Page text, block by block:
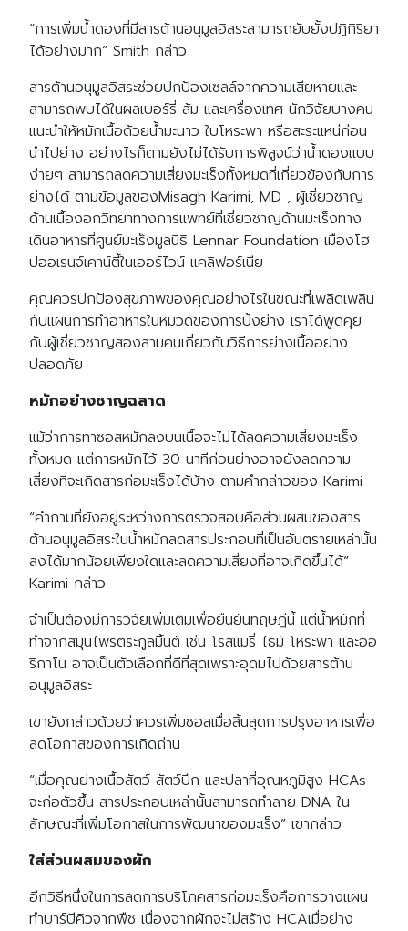
“การเพิ่มน้ำดองที่มีสารต้านอนุมูลอิสระสามารถยับยั้งปฏิกิริยา
ได้อย่างมาก” Smith กล่าว
สารต้านอนุมูลอิสระช่วยปกป้องเซลล์จากความเสียหายและ
สามารถพบได้ในผลเบอร์รี่ ส้ม และเครื่องเทศ นักวิจัยบางคน
แนะนำให้หมักเนื้อด้วยน้ำมะนาว ใบโหระพา หรือสะระแหน่ก่อน
นำไปย่าง อย่างไรก็ตามยังไม่ได้รับการพิสูจน์ว่าน้ำดองแบบ
ง่ายๆ สามารถลดความเสี่ยงมะเร็งทั้งหมดที่เกี่ยวข้องกับการ
ย่างได้ ตามข้อมูลของMisagh Karimi, MD , ผู้เชี่ยวชาญ
ด้านเนื้องอกวิทยาทางการแพทย์ที่เชี่ยวชาญด้านมะเร็งทาง
เดินอาหารที่ศูนย์มะเร็งมูลนิธิ Lennar Foundation เมืองโฮ
ปออเรนจ์เคาน์ตี้ในเออร์ไวน์ แคลิฟอร์เนีย
คุณควรปกป้องสุขภาพของคุณอย่างไรในขณะที่เพลิดเพลิน
กับแผนการทำอาหารในหมวดของการปิ้งย่าง เราได้พูดคุย
กับผู้เชี่ยวชาญสองสามคนเกี่ยวกับวิธีการย่างเนื้ออย่าง
ปลอดภัย
หมักอย่างชาญฉลาด
แม้ว่าการทาซอสหมักลงบนเนื้อจะไม่ได้ลดความเสี่ยงมะเร็ง
ทั้งหมด แต่การหมักไว้ 30 นาทีก่อนย่างอาจยังลดความ
เสี่ยงที่จะเกิดสารก่อมะเร็งได้บ้าง ตามคำกล่าวของ Karimi
“คำถามที่ยังอยู่ระหว่างการตรวจสอบคือส่วนผสมของสาร
ต้านอนุมูลอิสระในน้ำหมักลดสารประกอบที่เป็นอันตรายเหล่านั้น
ลงได้มากน้อยเพียงใดและลดความเสี่ยงที่อาจเกิดขึ้นได้”
Karimi กล่าว
จำเป็นต้องมีการวิจัยเพิ่มเติมเพื่อยืนยันทฤษฎีนี้ แต่น้ำหมักที่
ทำจากสมุนไพรตระกูลมิ้นต์ เช่น โรสแมรี่ ไธม์ โหระพา และออ
ริกาโน อาจเป็นตัวเลือกที่ดีที่สุดเพราะอุดมไปด้วยสารต้าน
อนุมูลอิสระ
เขายังกล่าวด้วยว่าควรเพิ่มซอสเมื่อสิ้นสุดการปรุงอาหารเพื่อ
ลดโอกาสของการเกิดถ่าน
“เมื่อคุณย่างเนื้อสัตว์ สัตว์ปีก และปลาที่อุณหภูมิสูง HCAs
จะก่อตัวขึ้น สารประกอบเหล่านั้นสามารถทำลาย DNA ใน
ลักษณะที่เพิ่มโอกาสในการพัฒนาของมะเร็ง” เขากล่าว
ใส่ส่วนผสมของผัก
อีกวิธีหนึ่งในการลดการบริโภคสารก่อมะเร็งคือการวางแผน
ทำบาร์บีคิวจากพืช เนื่องจากผักจะไม่สร้าง HCAเมื่อย่าง